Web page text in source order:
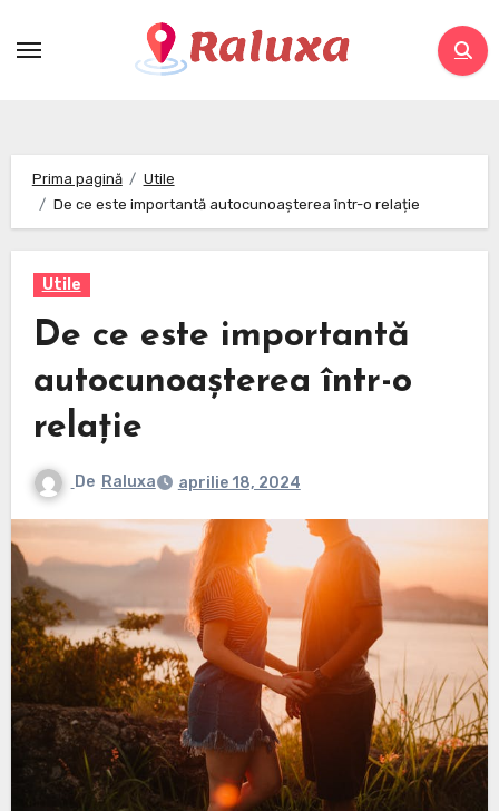
Prima pagină
Utile
De ce este importantă autocunoașterea într-o relație
Utile
De ce este importantă
autocunoașterea într-o
relație
De Raluxa aprilie 18, 2024